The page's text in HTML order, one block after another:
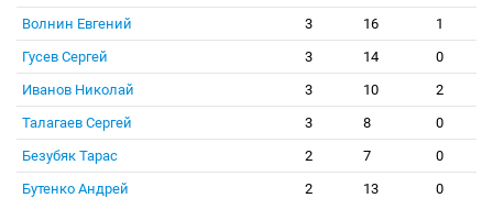
Волнин Евгений
3 16
1
Гусев Сергей
3 14
0
Иванов Николай
3 10
2
Талагаев Сергей
3 8
0
Безубяк Тарас
2 7
0
Бутенко Андрей
2 13
0